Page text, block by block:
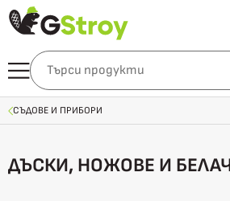
СЪДОВЕ И ПРИБОРИ
ДЪСКИ, НОЖОВЕ И